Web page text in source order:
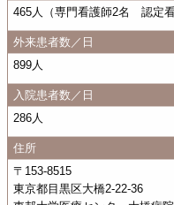
465人（専門看護師2名 認定
外来患者数／日
899人
入院患者数／日
286人
住所
〒153-8515
東京都目黒区大橋2-22-36